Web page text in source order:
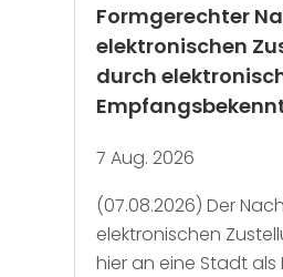
Formgerechter
elektronischen
durch
7 Aug. 2026
(07.08.2026) Der
elektronischen
hier an eine Stadt